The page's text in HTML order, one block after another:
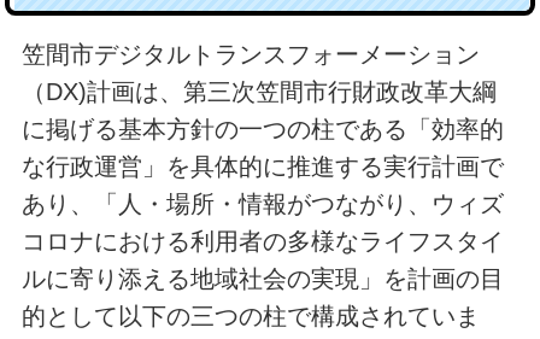
笠間市デジタルトランスフォーメーション
（DX)計画は、第三次笠間市行財政改革大綱
に掲げる基本方針の一つの柱である「効率的
な行政運営」を具体的に推進する実行計画で
あり、「人・場所・情報がつながり、ウィズ
コロナにおける利用者の多様なライフスタイ
ルに寄り添える地域社会の実現」を計画の目
的として以下の三つの柱で構成されていま